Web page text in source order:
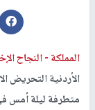
المملكة -النجاح
الأردنية التحريض
متطرفة ليلة أمس